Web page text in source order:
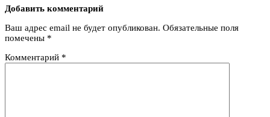
Добавить комментарий
Ваш адрес email не будет опубликован. Обязательные поля
помечены *
Комментарий *